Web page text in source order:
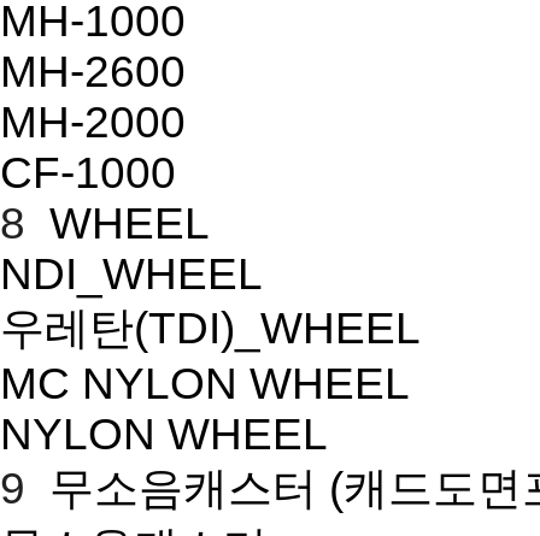
MH-1000
MH-2600
MH-2000
CF-1000
8 WHEEL
NDI_WHEEL
우레탄(TDI)_WHEEL
MC NYLON WHEEL
NYLON WHEEL
9 무소음캐스터 (캐드도면